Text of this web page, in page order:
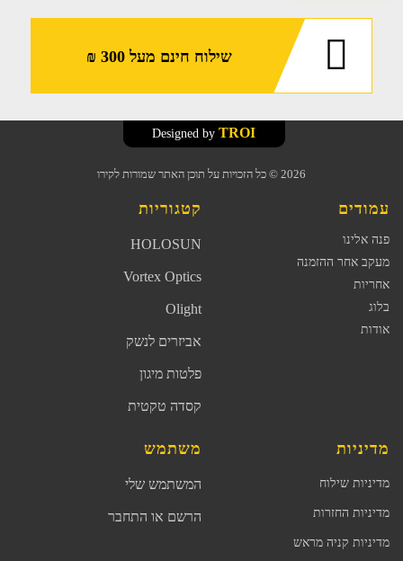
שילוח חינם מעל 300 ₪
2026 © כל הזכויות על תוכן האתר שמורות לקירו
TROI
עמודים
פנה אלינו
מעקב אחר ההזמנה
אחריות
בלוג
אודות
קטגוריות
HOLOSUN
Vortex Optics
Olight
אביזרים לנשק
פלטות מיגון
קסדה טקטית
מדיניות
מדיניות שילוח
מדיניות החזרות
מדיניות קניה מראש
משתמש
המשתמש שלי
הרשם או התחבר